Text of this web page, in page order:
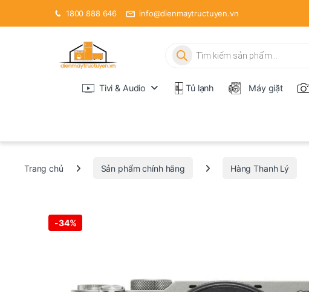
1800 888 646 info@dienmaytructuyen.vn
Tìm kiếm sản phẩm
Tivi & Audio Tủ lạnh Máy giặt
Trang chủ Sản phẩm chính hãng Hàng Thanh Lý
-34%